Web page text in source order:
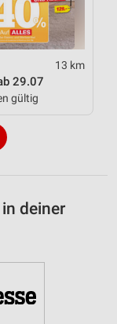
13 km
29.07
gültig
deiner